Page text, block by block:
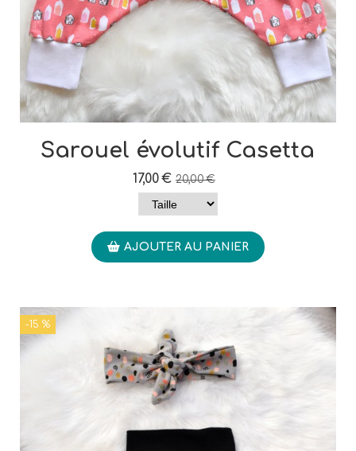
Sarouel évolutif Casetta
17,00€ 20,00€
AJOUTER AU PANIER
-15 %